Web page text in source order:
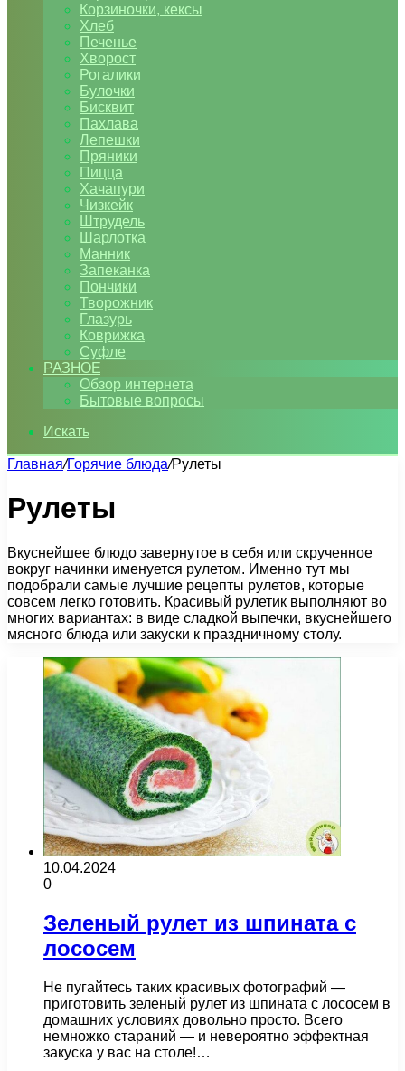
Корзиночки, кексы
Хлеб
Печенье
Хворост
Рогалики
Булочки
Бисквит
Пахлава
Лепешки
Пряники
Пицца
Хачапури
Чизкейк
Штрудель
Шарлотка
Манник
Запеканка
Пончики
Творожник
Глазурь
Коврижка
Суфле
РАЗНОЕ
Обзор интернета
Бытовые вопросы
Искать
Главная/Горячие блюда/Рулеты
Рулеты
Вкуснейшее блюдо завернутое в себя или скрученное
вокруг начинки именуется рулетом. Именно тут мы
подобрали самые лучшие рецепты рулетов, которые
совсем легко готовить. Красивый рулетик выполняют во
многих вариантах: в виде сладкой выпечки, вкуснейшего
мясного блюда или закуски к праздничному столу.
10.04.2024
0
Зеленый рулет из шпината с
лососем
Не пугайтесь таких красивых фотографий —
приготовить зеленый рулет из шпината с лососем в
домашних условиях довольно просто. Всего
немножко стараний — и невероятно эффектная
закуска у вас на столе!…